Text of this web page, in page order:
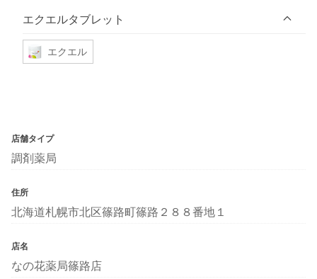
エクエルタブレット
エクエル
店舗タイプ
調剤薬局
住所
北海道札幌市北区篠路町篠路２８８番地１
店名
なの花薬局篠路店